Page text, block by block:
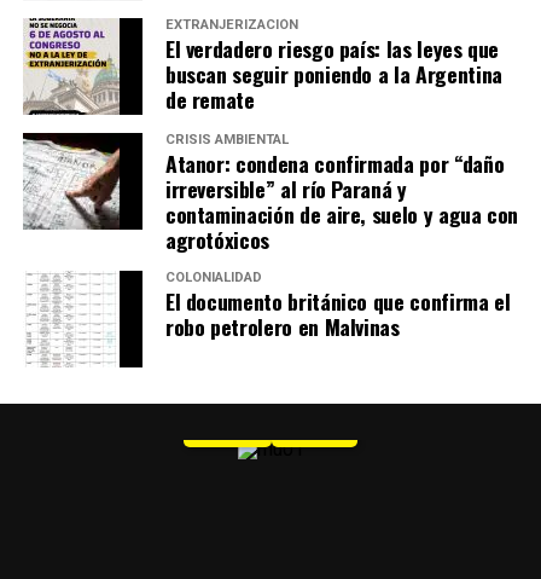
EXTRANJERIZACIÓN
El verdadero riesgo país: las leyes que
buscan seguir poniendo a la Argentina
de remate
CRISIS AMBIENTAL
Atanor: condena confirmada por “daño
irreversible” al río Paraná y
contaminación de aire, suelo y agua con
agrotóxicos
COLONIALIDAD
El documento británico que confirma el
robo petrolero en Malvinas